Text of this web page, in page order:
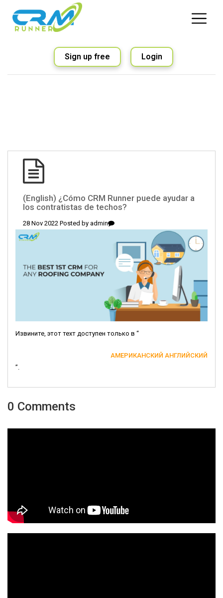
Sign up free Login
(English) ¿Cómo CRM Runner puede ayudar a
los contratistas de techos?
28 Nov 2022 Posted by admin
Извините, этот техт доступен только в “
АМЕРИКАНСКИЙ АНГЛИЙСКИЙ
”.
0 Comments